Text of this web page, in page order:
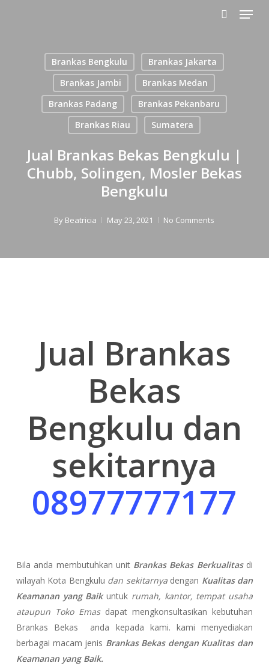
Menu
Brankas Bengkulu
Brankas Jakarta
Brankas Jambi
Brankas Medan
Brankas Padang
Brankas Pekanbaru
Brankas Riau
Sumatera
Jual Brankas Bekas Bengkulu |
Chubb, Solingen, Mosler Bekas
Bengkulu
By Beatricia May 23, 2021 No Comments
Jual Brankas
Bekas
Bengkulu dan
sekitarnya
08977777177
Bila anda membutuhkan unit Brankas Bekas Berkualitasdi
wilayah Kota Bengkulu dan sekitarnyadengan Kualitas dan
Keamanan yang Baikuntuk rumah, kantor, tempat usaha
ataupun Toko Emasdapat mengkonsultasikan kebutuhan
Brankas Bekas anda kepada kami. kami menyediakan
berbagai macam jenis Brankas Bekas dengan Kualitas dan
Keamanan yang Baik.